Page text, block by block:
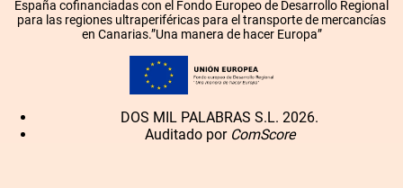
España cofinanciadas con el Fondo Europeo de Desarrollo Regional
para las regiones ultraperiféricas para el transporte de mercancías
en Canarias.”Una manera de hacer Europa”
DOS MIL PALABRAS S.L. 2026.
Auditado por ComScore